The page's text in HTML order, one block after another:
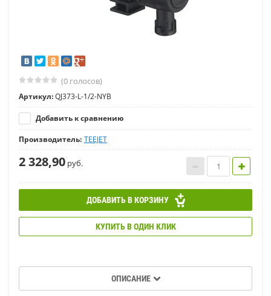
(0 голосов)
Артикул:QJ373-L-1/2-NYB
Добавить к сравнению
Производитель: TEEJET
2 328,90 руб.
ДОБАВИТЬ В КОРЗИНУ
КУПИТЬ В ОДИН КЛИК
ОПИСАНИЕ